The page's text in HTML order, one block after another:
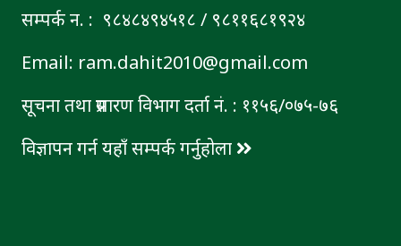
सम्पर्क न. : ९८४८४९४५१८ / ९८११६८१९२४
Email: ram.dahit2010@gmail.com
सूचना तथा प्रसारण विभाग दर्ता नं. : ११५६/०७५-७६
विज्ञापन गर्न यहाँ सम्पर्क गर्नुहोला